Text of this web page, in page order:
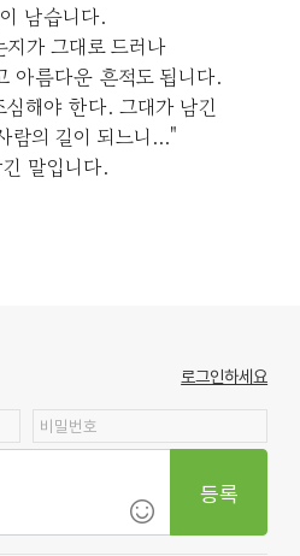
남습니다.
가 그대로 드러나
아름다운 흔적도 됩니다.
해야 한다. 그대가 남긴
람의 길이 되느니..."
말입니다.
로그인하세요
등록